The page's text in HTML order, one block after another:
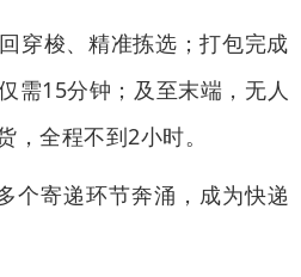
穿梭、精准拣选；打包完成
需15分钟；及至末端，无人
全程不到2小时。
个寄递环节奔涌，成为快递